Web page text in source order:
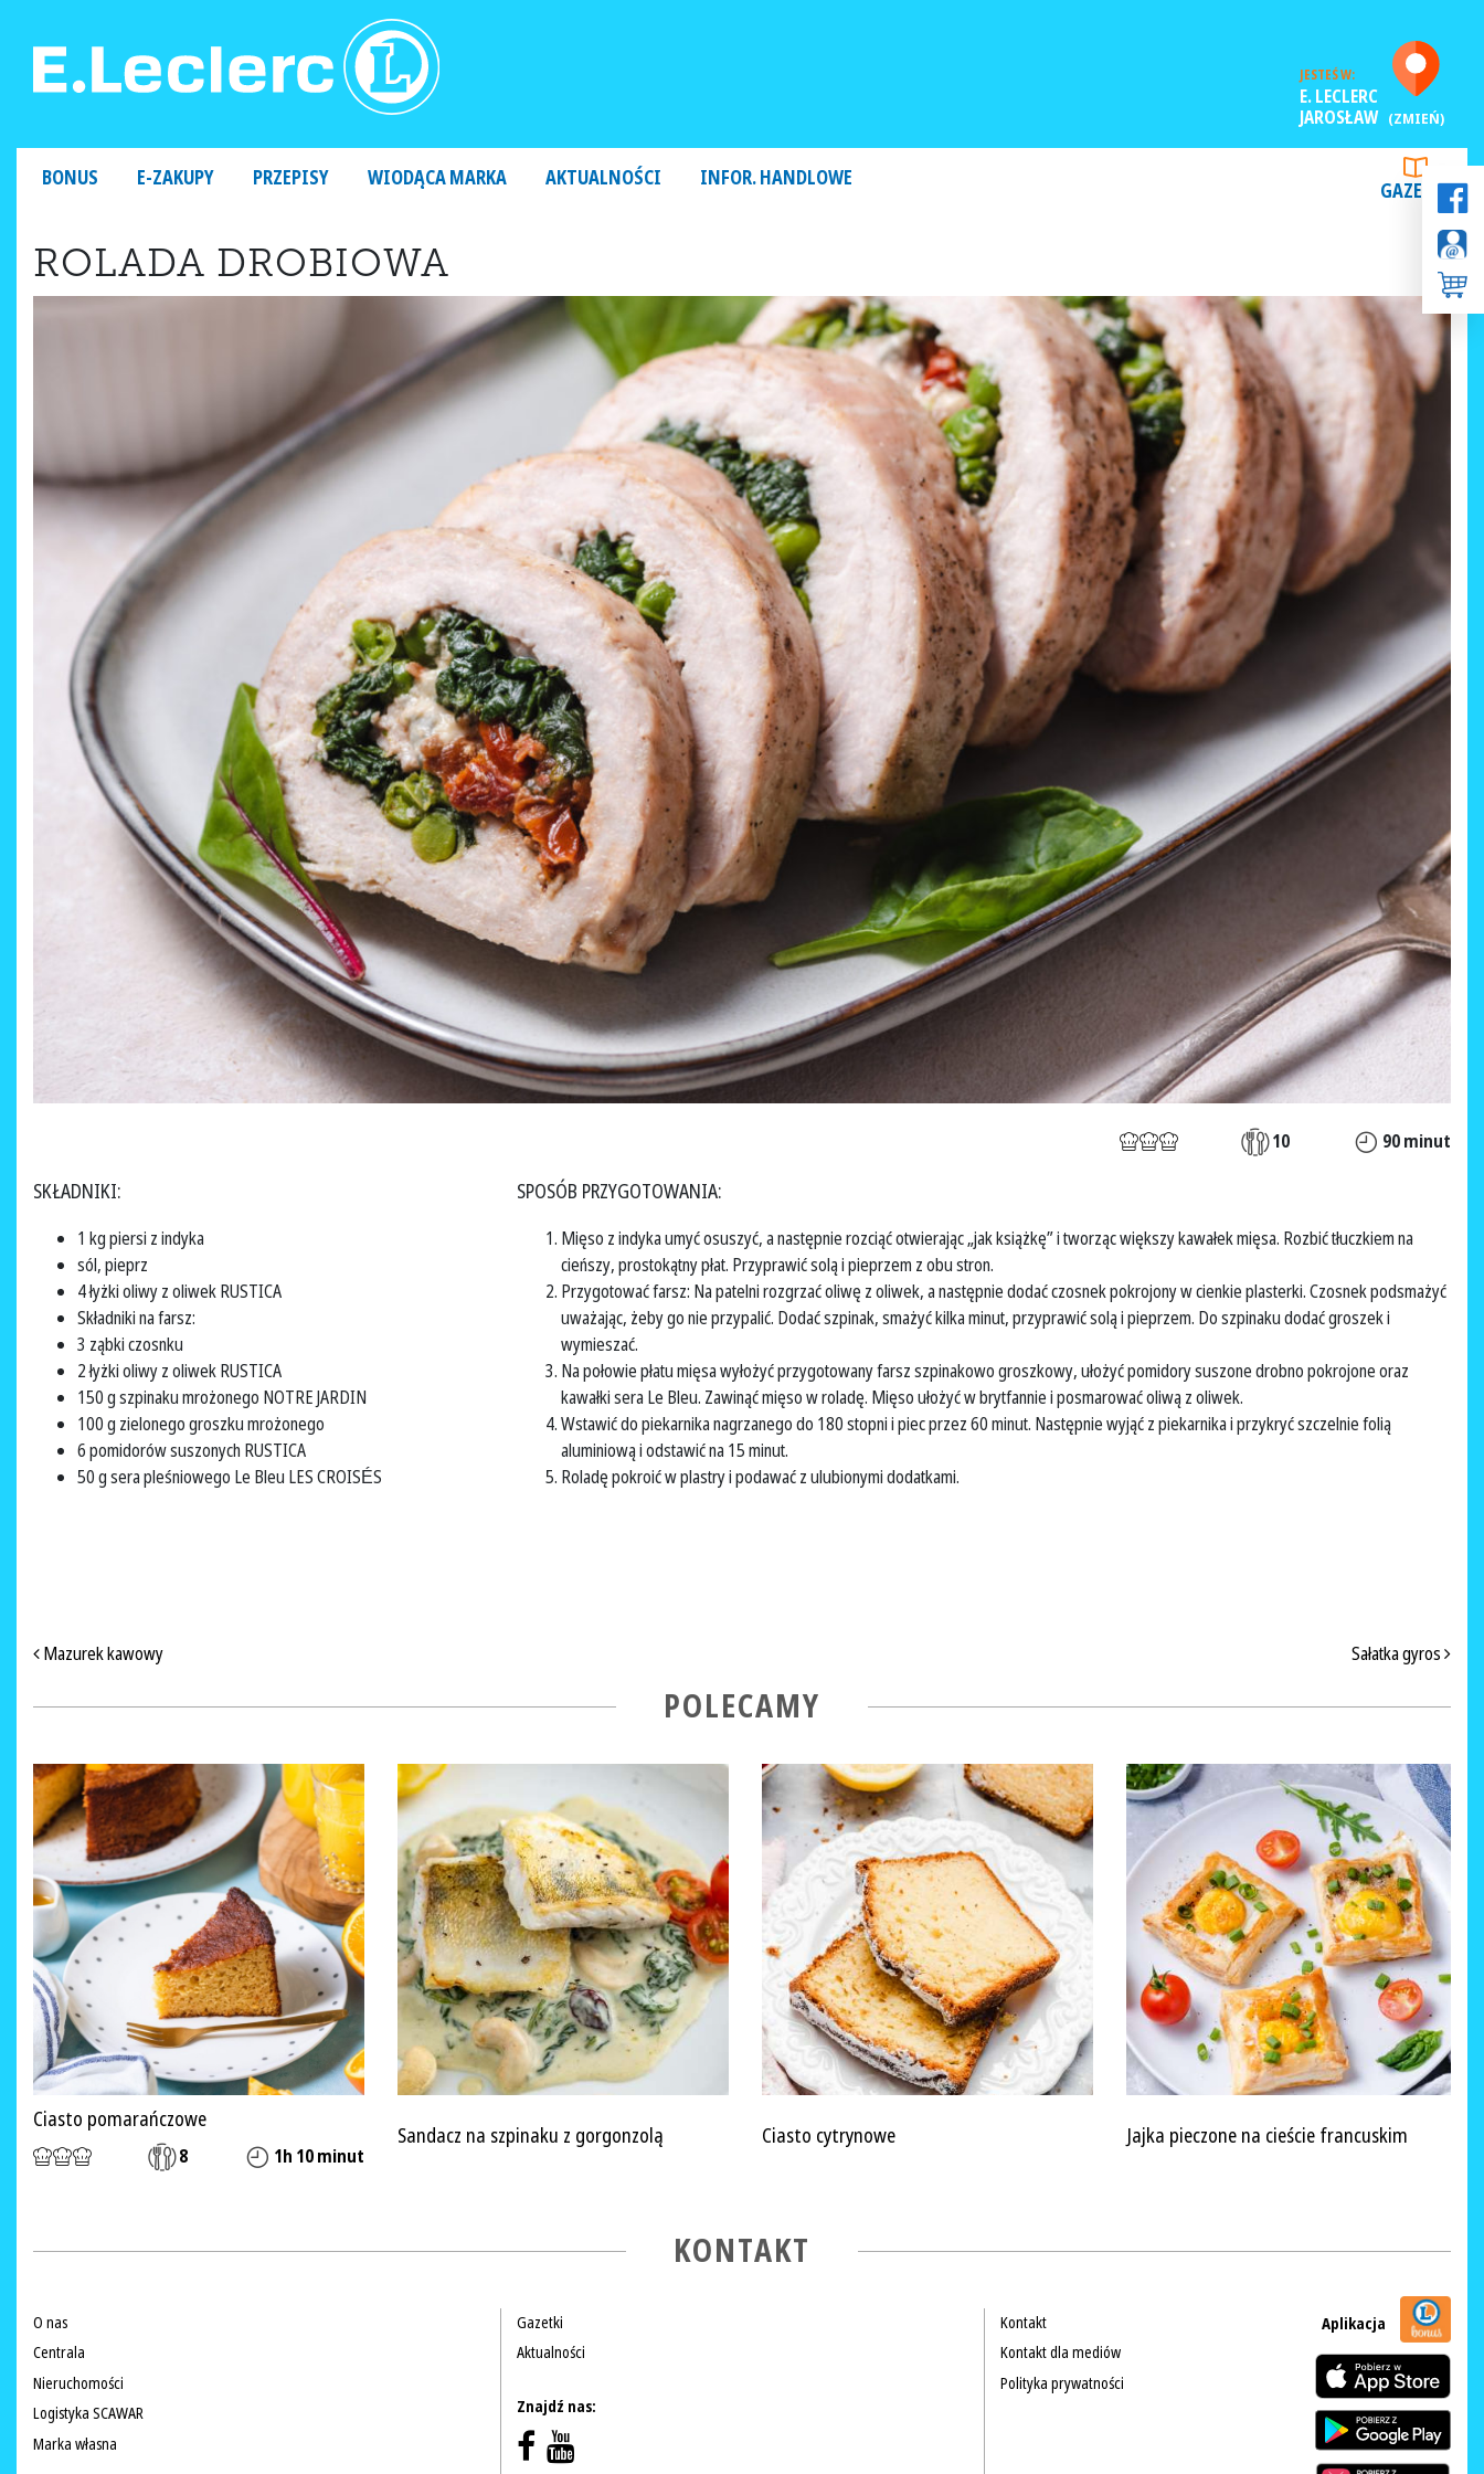
JESTEŚ W:
E. LECLERC
JAROSŁAW (ZMIEŃ)
BONUS E-ZAKUPY PRZEPISY WIODĄCA MARKA AKTUALNOŚCI INFOR. HANDLOWE GAZETKI
ROLADA DROBIOWA
10 90 minut
SKŁADNIKI:
1 kg piersi z indyka
sól, pieprz
4 łyżki oliwy z oliwek RUSTICA
Składniki na farsz:
3 ząbki czosnku
2 łyżki oliwy z oliwek RUSTICA
150 g szpinaku mrożonego NOTRE JARDIN
100 g zielonego groszku mrożonego
6 pomidorów suszonych RUSTICA
50 g sera pleśniowego Le Bleu LES CROISÉS
SPOSÓB PRZYGOTOWANIA:
Mięso z indyka umyć osuszyć, a następnie rozciąć otwierając „jak książkę” i tworząc większy kawałek mięsa. Rozbić tłuczkiem na
cieńszy, prostokątny płat. Przyprawić solą i pieprzem z obu stron.
Przygotować farsz: Na patelni rozgrzać oliwę z oliwek, a następnie dodać czosnek pokrojony w cienkie plasterki. Czosnek podsmażyć
uważając, żeby go nie przypalić. Dodać szpinak, smażyć kilka minut, przyprawić solą i pieprzem. Do szpinaku dodać groszek i
wymieszać.
Na połowie płatu mięsa wyłożyć przygotowany farsz szpinakowo groszkowy, ułożyć pomidory suszone drobno pokrojone oraz
kawałki sera Le Bleu. Zawinąć mięso w roladę. Mięso ułożyć w brytfannie i posmarować oliwą z oliwek.
Wstawić do piekarnika nagrzanego do 180 stopni i piec przez 60 minut. Następnie wyjąć z piekarnika i przykryć szczelnie folią
aluminiową i odstawić na 15 minut.
Roladę pokroić w plastry i podawać z ulubionymi dodatkami.
NAWIGACJA PO ARTYKUŁACH
Mazurek kawowy Sałatka gyros
POLECAMY
Ciasto pomarańczowe
8 1h 10 minut
Sandacz na szpinaku z gorgonzolą Ciasto cytrynowe Jajka pieczone na cieście francuskim
KONTAKT
O nas
Centrala
Nieruchomości
Logistyka SCAWAR
Marka własna
Gazetki
Aktualności
Znajdź nas:
Kontakt
Kontakt dla mediów
Polityka prywatności
Aplikacja